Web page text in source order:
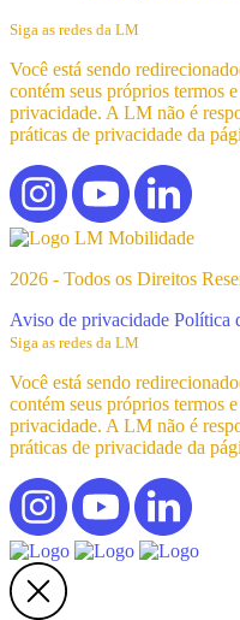
Siga as redes da LM
Você está sendo
contém seus próprios termos
privacidade. A LM não é
práticas de privacidade da
2026 - Todos os Direitos
Aviso de privacidade Política
Siga as redes da LM
Você está sendo
contém seus próprios termos
privacidade. A LM não é
práticas de privacidade da